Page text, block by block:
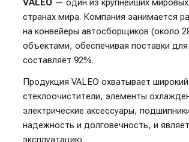
VALEO — один из крупнейших
странах мира. Компания занимается
на конвейеры автосборщиков (около
объектами, обеспечивая поставки
составляет 92%.
Продукция VALEO охватывает
стеклоочистители, элементы
электрические аксессуары,
надежность и долговечность, и
эксплуатацию.